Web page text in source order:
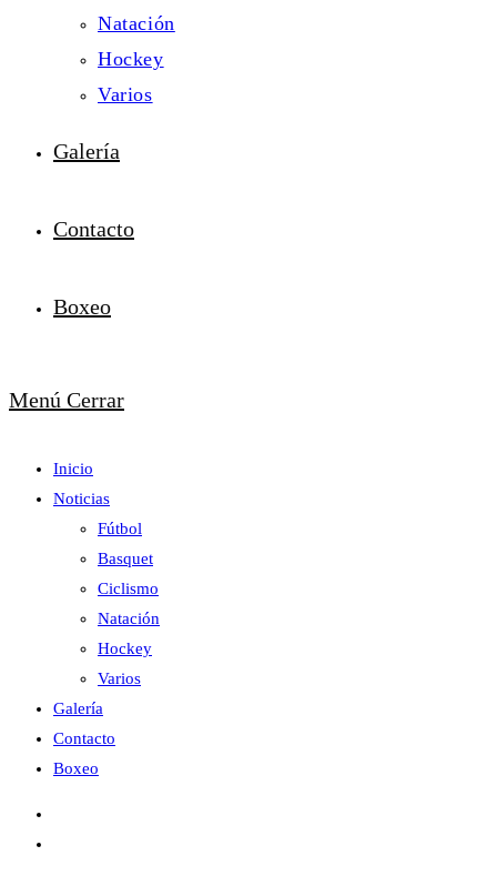
Natación
Hockey
Varios
Galería
Contacto
Boxeo
Menú Cerrar
Inicio
Noticias
Fútbol
Basquet
Ciclismo
Natación
Hockey
Varios
Galería
Contacto
Boxeo